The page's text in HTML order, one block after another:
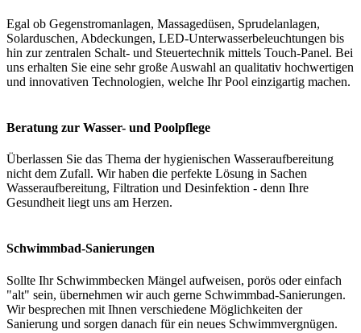
Egal ob Gegenstromanlagen, Massagedüsen, Sprudelanlagen,
Solarduschen, Abdeckungen, LED-Unterwasserbeleuchtungen bis
hin zur zentralen Schalt- und Steuertechnik mittels Touch-Panel. Bei
uns erhalten Sie eine sehr große Auswahl an qualitativ hochwertigen
und innovativen Technologien, welche Ihr Pool einzigartig machen.
Beratung zur Wasser- und Poolpflege
Überlassen Sie das Thema der hygienischen Wasseraufbereitung
nicht dem Zufall. Wir haben die perfekte Lösung in Sachen
Wasseraufbereitung, Filtration und Desinfektion - denn Ihre
Gesundheit liegt uns am Herzen.
Schwimmbad-Sanierungen
Sollte Ihr Schwimmbecken Mängel aufweisen, porös oder einfach
"alt" sein, übernehmen wir auch gerne Schwimmbad-Sanierungen.
Wir besprechen mit Ihnen verschiedene Möglichkeiten der
Sanierung und sorgen danach für ein neues Schwimmvergnügen.